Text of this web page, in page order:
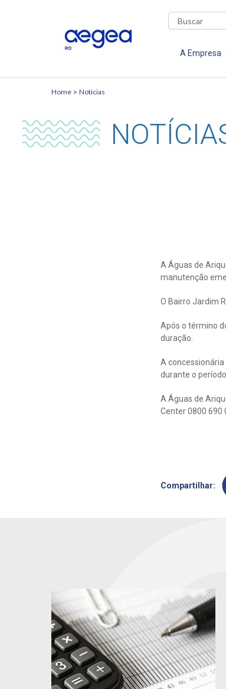
A Empresa
Home Notícias
A Águas de
manutenção
O Bairro Jardim
Após o término
duração.
A
durante o
A Águas de
Center 0800 690
Compartilhar: